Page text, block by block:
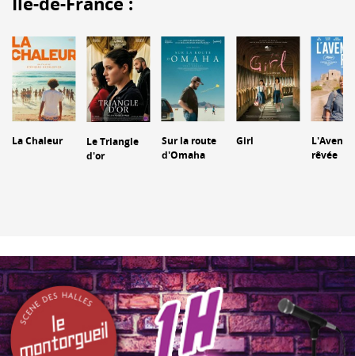
La Chaleur
Le Triangle
d'or
Sur la route
d'Omaha
Girl
rêvée